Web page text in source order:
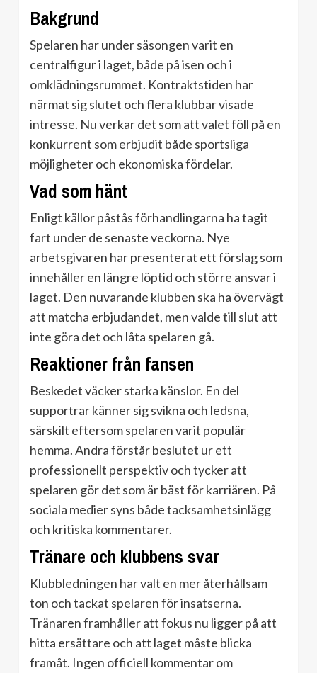
Bakgrund
Spelaren har under säsongen varit en
centralfigur i laget, både på isen och i
omklädningsrummet. Kontraktstiden har
närmat sig slutet och flera klubbar visade
intresse. Nu verkar det som att valet föll på en
konkurrent som erbjudit både sportsliga
möjligheter och ekonomiska fördelar.
Vad som hänt
Enligt källor påstås förhandlingarna ha tagit
fart under de senaste veckorna. Nye
arbetsgivaren har presenterat ett förslag som
innehåller en längre löptid och större ansvar i
laget. Den nuvarande klubben ska ha övervägt
att matcha erbjudandet, men valde till slut att
inte göra det och låta spelaren gå.
Reaktioner från fansen
Beskedet väcker starka känslor. En del
supportrar känner sig svikna och ledsna,
särskilt eftersom spelaren varit populär
hemma. Andra förstår beslutet ur ett
professionellt perspektiv och tycker att
spelaren gör det som är bäst för karriären. På
sociala medier syns både tacksamhetsinlägg
och kritiska kommentarer.
Tränare och klubbens svar
Klubbledningen har valt en mer återhållsam
ton och tackat spelaren för insatserna.
Tränaren framhåller att fokus nu ligger på att
hitta ersättare och att laget måste blicka
framåt. Ingen officiell kommentar om